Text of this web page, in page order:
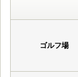
ゴルフ場